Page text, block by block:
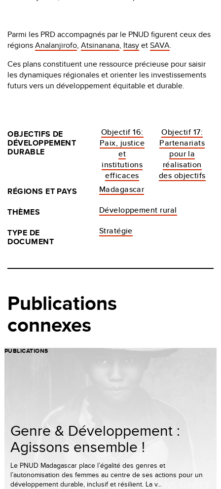
Parmi les PRD accompagnés par le PNUD figurent ceux des
régionsAnalanjirofo, Atsinanana, ItasyetSAVA.
Ces plans constituent une ressource précieuse pour saisir
les dynamiques régionales et orienter les investissements
futurs vers un développement équitable et durable.
OBJECTIFS DE
DÉVELOPPEMENT
DURABLE
Objectif 16:
Paix, justice
et
institutions
efficaces
Objectif 17:
Partenariats
pour la
réalisation
des objectifs
RÉGIONS ET PAYS
Madagascar
THÈMES
Développement rural
TYPE DE
DOCUMENT
Stratégie
Publications
connexes
PUBLICATIONS
Genre & Développement :
Agissons ensemble !
Le PNUD Madagascar place l’égalité des genres et
l’autonomisation des femmes au centre de ses actions pour un
développement durable, inclusif et résilient. La v...